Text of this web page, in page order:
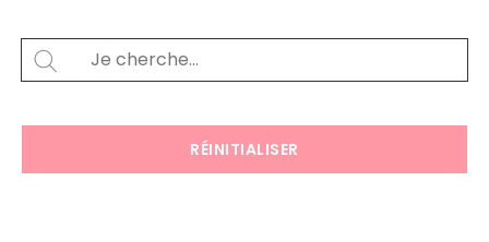
SEARCH
Rechercher
RÉINITIALISER